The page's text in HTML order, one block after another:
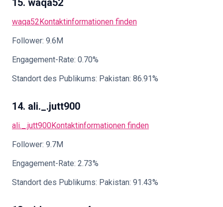
15. waqa52
waqa52Kontaktinformationen finden
Follower: 9.6M
Engagement-Rate: 0.70%
Standort des Publikums: Pakistan: 86.91%
14. ali._.jutt900
ali._.jutt900Kontaktinformationen finden
Follower: 9.7M
Engagement-Rate: 2.73%
Standort des Publikums: Pakistan: 91.43%